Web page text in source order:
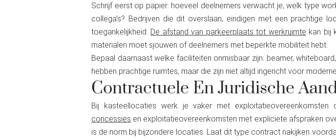
Schrijf eerst op papier: hoeveel deelnemers verwacht je, welk type
collega’s? Bedrijven die dit overslaan, eindigen met een prachtige
toegankelijkheid. De afstand van parkeerplaats tot werkruimte kan bij
materialen moet sjouwen of deelnemers met beperkte mobiliteit hebt.
Bepaal daarnaast welke faciliteiten onmisbaar zijn: beamer,
hebben prachtige ruimtes, maar die zijn niet altijd ingericht voor
Contractuele En Juridische
Bij kasteellocaties werk je vaker met exploitatieovereenkomsten
concessies en exploitatieovereenkomsten met expliciete afspraken
is de norm bij bijzondere locaties. Laat dit type contract nakijken